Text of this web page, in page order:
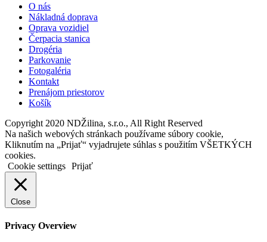
O nás
Nákladná doprava
Oprava vozidiel
Čerpacia stanica
Drogéria
Parkovanie
Fotogaléria
Kontakt
Prenájom priestorov
Košík
Copyright 2020 NDŽilina, s.r.o., All Right Reserved
Na našich webových stránkach používame súbory cookie,
Kliknutím na „Prijať“ vyjadrujete súhlas s použitím VŠETKÝCH
cookies.
Cookie settings Prijať
Close
Privacy Overview